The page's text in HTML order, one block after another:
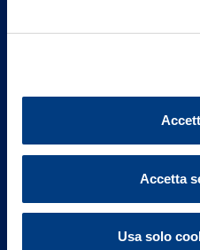
Accetta
Usa solo
Vittoria Assicurazioni S.p.A.
Part. IVA 01329510158
FAQ